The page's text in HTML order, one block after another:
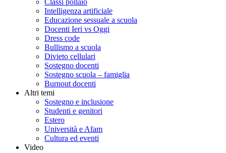
Classi pollaio
Intelligenza artificiale
Educazione sessuale a scuola
Docenti Ieri vs Oggi
Dress code
Bullismo a scuola
Divieto cellulari
Sostegno docenti
Sostegno scuola – famiglia
Burnout docenti
Altri temi
Sostegno e inclusione
Studenti e genitori
Estero
Università e Afam
Cultura ed eventi
Video